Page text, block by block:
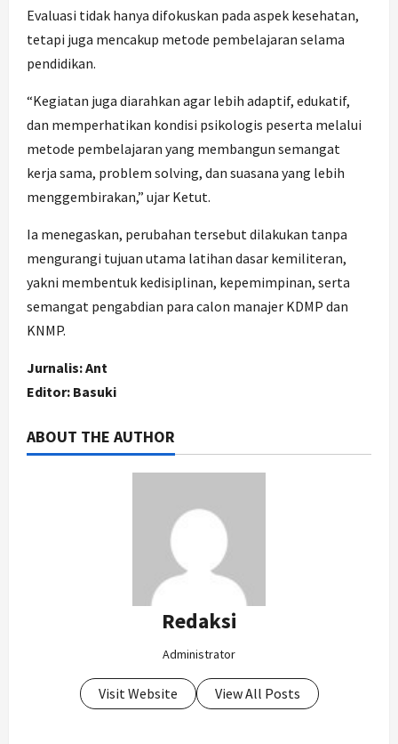
Evaluasi tidak hanya difokuskan pada aspek kesehatan,
tetapi juga mencakup metode pembelajaran selama
pendidikan.
“Kegiatan juga diarahkan agar lebih adaptif, edukatif,
dan memperhatikan kondisi psikologis peserta melalui
metode pembelajaran yang membangun semangat
kerja sama, problem solving, dan suasana yang lebih
menggembirakan,” ujar Ketut.
Ia menegaskan, perubahan tersebut dilakukan tanpa
mengurangi tujuan utama latihan dasar kemiliteran,
yakni membentuk kedisiplinan, kepemimpinan, serta
semangat pengabdian para calon manajer KDMP dan
KNMP.
Jurnalis: Ant
Editor: Basuki
ABOUT THE AUTHOR
Redaksi
Administrator
Visit Website View All Posts